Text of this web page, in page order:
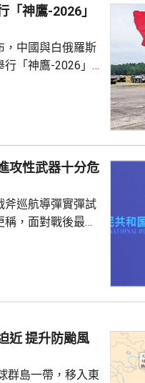
，而中方組織...
「神鷹-2026」
，中國與白俄羅斯
「神鷹-2026」
次舉行有關系列
特附近舉行以反
2024」陸軍聯合
一次...
攻性武器十分危
斧巡航導彈實彈試
，面對戰後最嚴
的動向日益猖
的藉口。 陳曦
和平穩定的，恰
加速再軍事化...
颱風
群島一帶，移入東